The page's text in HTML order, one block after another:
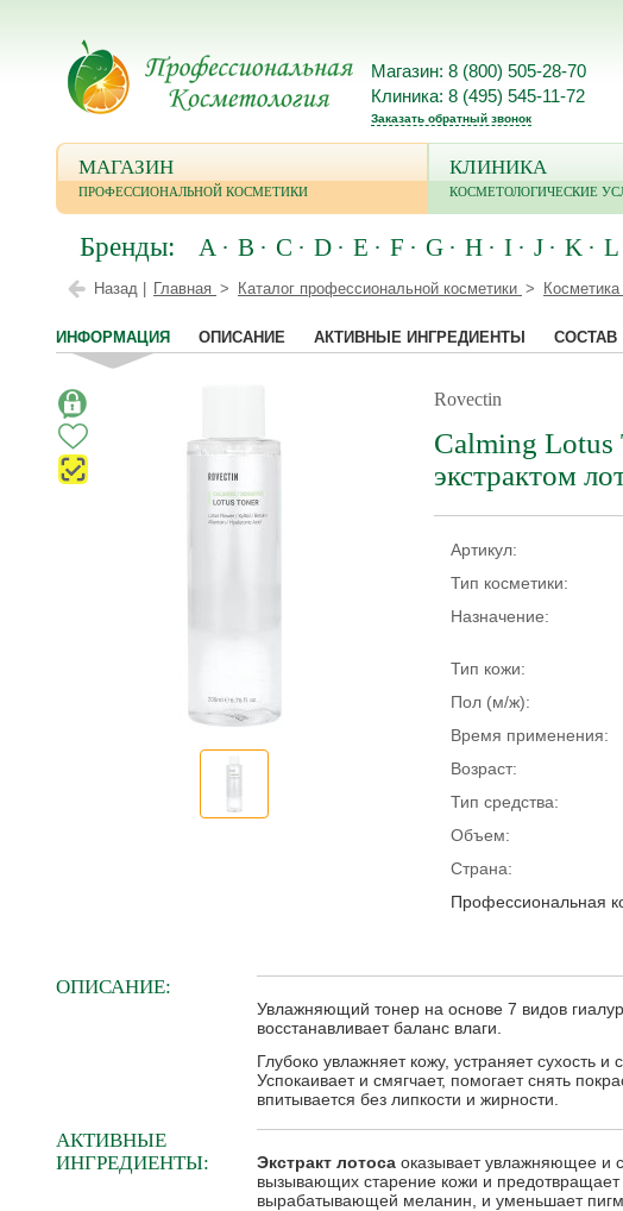
Магазин: 8 (800) 505-28-70
Клиника: 8 (495) 545-11-72
Заказать обратный звонок
МАГАЗИН
ПРОФЕССИОНАЛЬНОЙ КОСМЕТИКИ
КЛИНИКА
КОСМЕТОЛОГИЧЕСКИЕ
Бренды: A B C D E F G H I J K L
Назад | Главная Каталог профессиональной косметики
ИНФОРМАЦИЯ ОПИСАНИЕ АКТИВНЫЕ ИНГРЕДИЕНТЫ СОСТАВ
Rovectin
Calming Lotus
экстрактом
Артикул:
Тип косметики:
Назначение:
Тип кожи:
Пол (м/ж):
Время применения:
Возраст:
Тип средства:
Объем:
Страна:
Профессиональная
ОПИСАНИЕ:
Увлажняющий тонер на основе 7 видов
восстанавливает баланс влаги.
Глубоко увлажняет кожу, устраняет сухость
Успокаивает и смягчает, помогает снять
впитывается без липкости и жирности.
АКТИВНЫЕ
ИНГРЕДИЕНТЫ:
Экстракт лотоса оказывает увлажняющее и
вызывающих старение кожи и предотвращает
вырабатывающей меланин, и уменьшает